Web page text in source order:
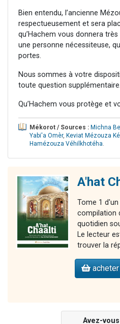
Bien entendu, l’ancienne
respectueusement et sera
qu’Hachem vous donnera
une personne nécessiteuse,
portes.
Nous sommes à votre
toute question supplémentaire.
Qu’Hachem vous protège et
Mékorot / Sources : Michna
Yabi'a Omèr, Keviat Mézouza
Hamézouza Véhilkhotéha.
A'hat
Tome 1 d'un
compilation
quotidien
Le lecteur
trouver la
Avez-